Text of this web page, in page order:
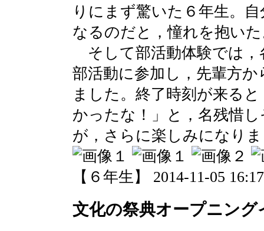
りにまず驚いた６年生。
なるのだと，憧れを抱い
そして部活動体験では，
部活動に参加し，先輩方
ました。終了時刻が来る
かったな！」と，名残惜
が，さらに楽しみになり
【６年生】 2014-11-05
文化の祭典オープニング